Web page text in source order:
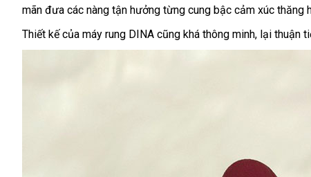
mãn đưa hướng
dẫn
các nàng tận hưởng từng cung bậc cảm xúc thăng
Thiết kếcửa
hàng
của máy rung DINA chính
hãng
cũng Mỹ
khá thông minhĐài
Loan
, lại thuận